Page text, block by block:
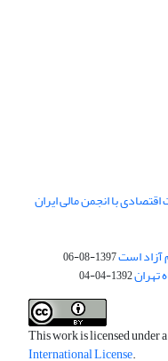
با انجمن مالی ایران
آزاد است1397-08-06
تهران1392-04-04
This work is licensed under a
International License.